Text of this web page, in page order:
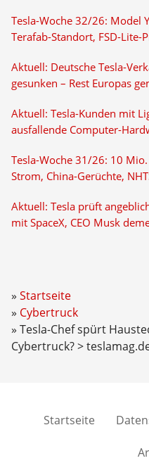
Tesla-Woche 32/26: Model
Terafab-Standort, FSD-Lite-
Aktuell: Deutsche Tesla-
gesunken – Rest Europas
Aktuell: Tesla-Kunden mit
ausfallende Computer-
Tesla-Woche 31/26: 10 Mio.
Strom, China-Gerüchte,
Aktuell: Tesla prüft
mit SpaceX, CEO Musk
Startseite
Cybertruck
Tesla-Chef spürt
Cybertruck? >
Startseite